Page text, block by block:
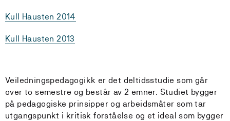
Kull Hausten 2014
Kull Hausten 2013
Veiledningspedagogikk er det deltidsstudie som går
over to semestre og består av 2 emner. Studiet bygger
på pedagogiske prinsipper og arbeidsmåter som tar
utgangspunkt i kritisk forståelse og et ideal som bygger